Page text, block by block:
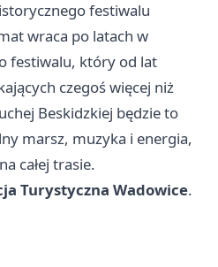
festiwalu
wraca po latach w
festiwalu, który od lat
czegoś więcej niż
Beskidzkiej będzie to
marsz, muzyka i energia,
całej trasie.
Turystyczna Wadowice.